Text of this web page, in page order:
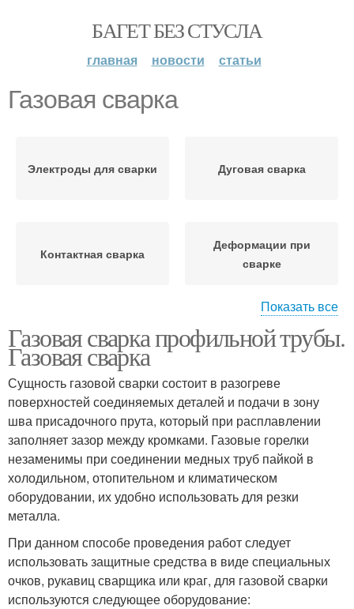
БАГЕТ БЕЗ СТУСЛА
главная новости статьи
Газовая сварка
Электроды для сварки Дуговая сварка
Контактная сварка
Деформации при
сварке
Труба при сварке
Деформация при
сварке
Аргонная сварка
Полуавтомат для
сварки
Металл для сварки
Показать все
Газовая сварка профильной трубы.
Газовая сварка
Сущность газовой сварки состоит в разогреве
поверхностей соединяемых деталей и подачи в зону
шва присадочного прута, который при расплавлении
заполняет зазор между кромками. Газовые горелки
незаменимы при соединении медных труб пайкой в
холодильном, отопительном и климатическом
оборудовании, их удобно использовать для резки
металла.
При данном способе проведения работ следует
использовать защитные средства в виде специальных
очков, рукавиц сварщика или краг, для газовой сварки
используются следующее оборудование: